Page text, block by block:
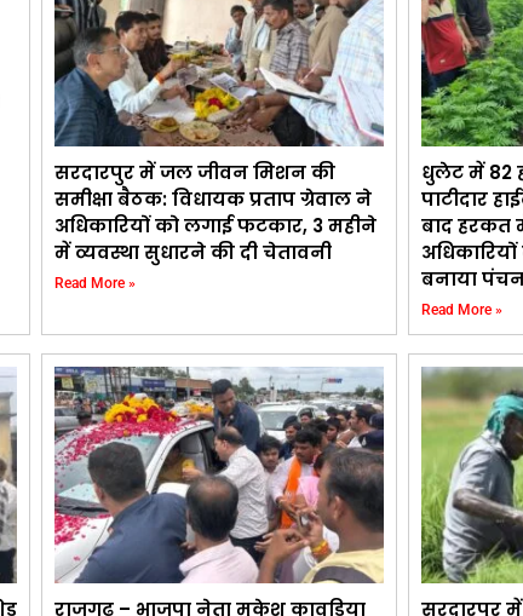
सरदारपुर में जल जीवन मिशन की
समीक्षा बैठक: विधायक प्रताप ग्रेवाल ने
अधिकारियों को लगाई फटकार, 3 महीने
में व्यवस्था सुधारने की दी चेतावनी
Read More »
धुलेट में 82
पाटीदार
बाद हरकत
बनाया
Read More »
राजगढ़ – भाजपा नेता मुकेश कावड़िया
सरदारपुर